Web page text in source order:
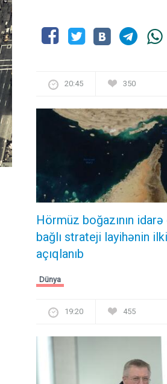
20:45 350
Hörmüz boğazının
bağlı strateji layihənin
açıqlanıb
Dünya
19:20 455